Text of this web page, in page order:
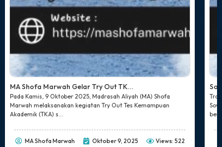
MA Shofa Marwah Gelar Try Out TK...
Pada Kamis, 9 Oktober 2025, Madrasah Aliyah (MA) Shofa
Marwah melaksanakan kegiatan Try Out Tes Kemampuan
Akademik (TKA) s...
MA Shofa Marwah Oktober 9, 2025 Views: 522